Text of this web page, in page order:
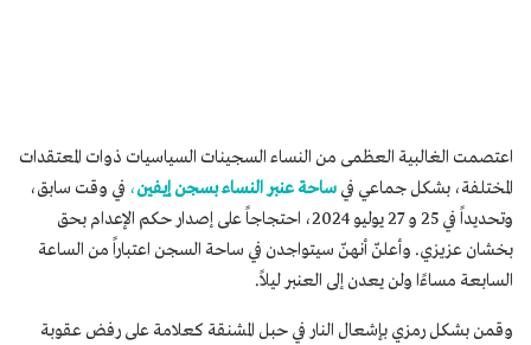
اعتصمت الغالبية العظمى من النساء السجينات السياسيات ذوات المعتقدات
المختلفة، بشكل جماعي في ساحة عنبر النساء بسجن إيفين، في وقت سابق،
وتحديداً في 25 و 27 يوليو 2024، احتجاجاً على إصدار حكم الإعدام بحق
بخشان عزيزي. وأعلنّ أنهنّ سيتواجدن في ساحة السجن اعتباراً من الساعة
السابعة مساءًا ولن يعدن إلى العنبر ليلاً.
وقمن بشكل رمزي بإشعال النار في حبل المشنقة كعلامة على رفض عقوبة